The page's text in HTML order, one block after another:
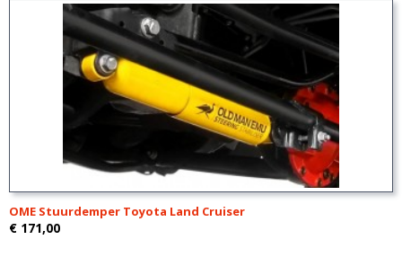
OME Stuurdemper Toyota Land Cruiser
€ 171,00